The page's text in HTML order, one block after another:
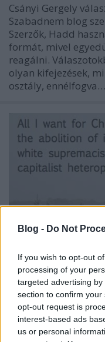
Blog - Do Not
If you wish to opt-out
processing of your
targeted advertising
section to confirm
opt-out request is
interest-based ads
us or personal
Csányi Gergely
Szabadnem blog
Szerzők, Hadd
formát, mivel
reagálni.
olyan kifejezések,
osztály, ennélfogva…
baloldali és